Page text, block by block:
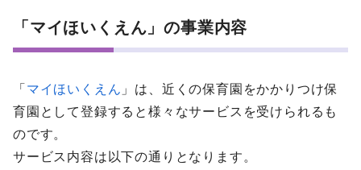
「マイほいくえん」の事業内容
「 マイほいくえん 」は、近くの保育園をかかりつけ保
育園として登録すると様々なサービスを受けられるも
のです。
サービス内容は以下の通りとなります。